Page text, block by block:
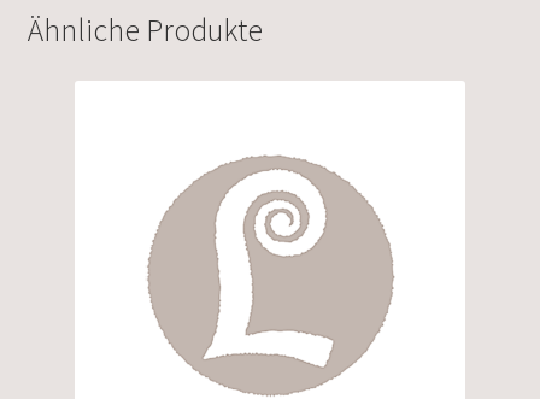
Ähnliche Produkte